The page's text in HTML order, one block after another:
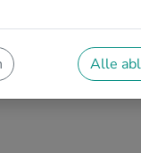
für Deinen großen
an professionellen
werden lassen.
Alle